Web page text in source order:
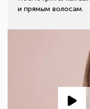
и прямым волосам.